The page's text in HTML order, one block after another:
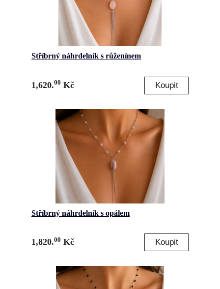
Stříbrný náhrdelník s růženínem
1,620.00 Kč
Stříbrný náhrdelník s opálem
1,820.00 Kč